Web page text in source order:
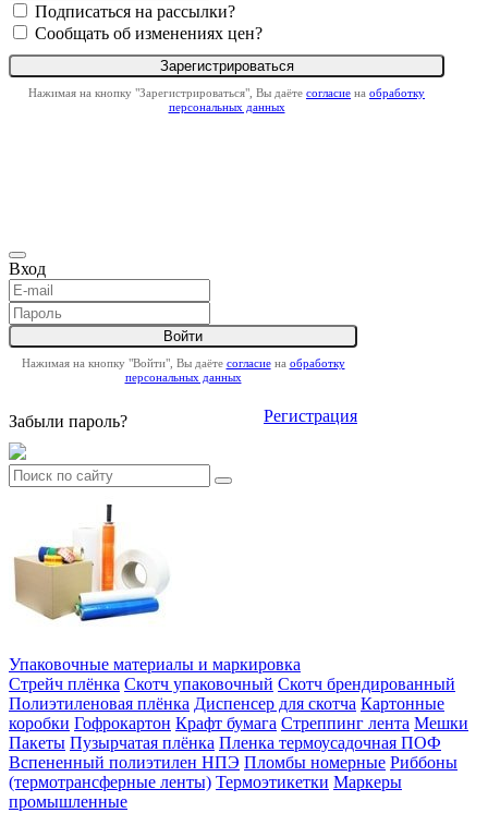
Подписаться на рассылки?
Сообщать об изменениях цен?
Нажимая на кнопку "Зарегистрироваться", Вы даёте согласие на обработку
персональных данных
Вход
Нажимая на кнопку "Войти", Вы даёте согласиена обработку
персональных данных
Забыли пароль? Регистрация
Упаковочные материалы и маркировка
Стрейч плёнка Скотч упаковочный Скотч брендированный
Полиэтиленовая плёнка Диспенсер для скотча Картонные
коробки Гофрокартон Крафт бумага Стреппинг лента Мешки
Пакеты Пузырчатая плёнка Пленка термоусадочная ПОФ
Вспененный полиэтилен НПЭ Пломбы номерные Риббоны
(термотрансферные ленты) Термоэтикетки Маркеры
промышленные